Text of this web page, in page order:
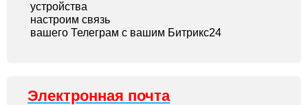
устройства
настроим связь
вашего Телеграм с вашим Битрикс24
Электронная почта